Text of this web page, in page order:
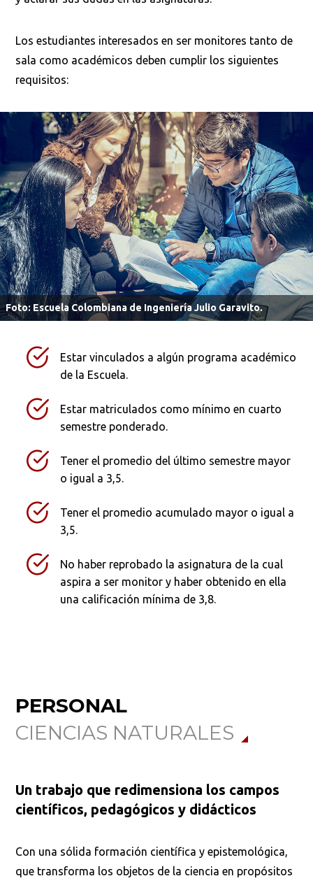
Los estudiantes interesados en ser monitores tanto de
sala como académicos deben cumplir los siguientes
requisitos:
Foto: Escuela Colombiana de Ingeniería Julio Garavito.
Estar vinculados a algún programa académico
de la Escuela.
Estar matriculados como mínimo en cuarto
semestre ponderado.
Tener el promedio del último semestre mayor
o igual a 3,5.
Tener el promedio acumulado mayor o igual a
3,5.
No haber reprobado la asignatura de la cual
aspira a ser monitor y haber obtenido en ella
una calificación mínima de 3,8.
PERSONAL
CIENCIAS NATURALES
Un trabajo que redimensiona los campos
científicos, pedagógicos y didácticos
Con una sólida formación científica y epistemológica,
que transforma los objetos de la ciencia en propósitos
Busca en la escuela
¿Qué buscas?
Buscar en: *
Ordenar por: *
Buscar